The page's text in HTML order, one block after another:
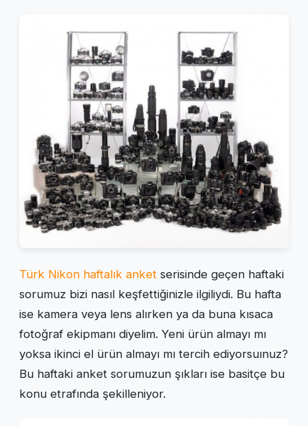
Türk Nikon haftalık anket serisinde geçen haftaki
sorumuz bizi nasıl keşfettiğinizle ilgiliydi. Bu hafta
ise kamera veya lens alırken ya da buna kısaca
fotoğraf ekipmanı diyelim. Yeni ürün almayı mı
yoksa ikinci el ürün almayı mı tercih ediyorsuınuz?
Bu haftaki anket sorumuzun şıkları ise basitçe bu
konu etrafında şekilleniyor.